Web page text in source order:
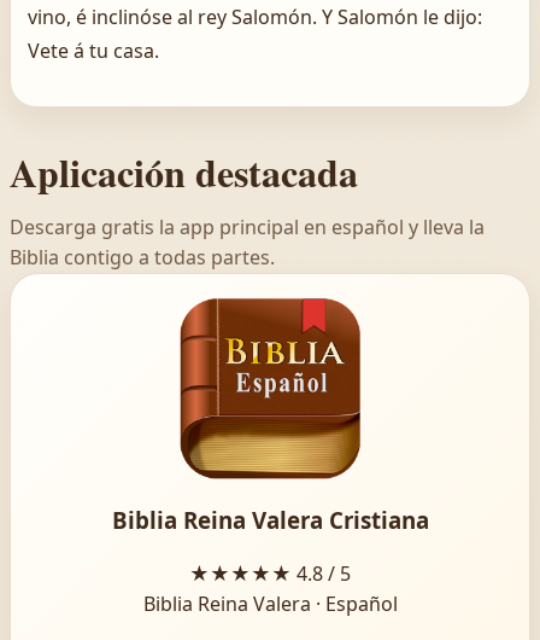
vino, é inclinóse al rey Salomón. Y Salomón le dijo:
Vete á tu casa.
Aplicación destacada
Descarga gratis la app principal en español y lleva la
Biblia contigo a todas partes.
Biblia Reina Valera Cristiana
★★★★★ 4.8 / 5
Biblia Reina Valera · Español